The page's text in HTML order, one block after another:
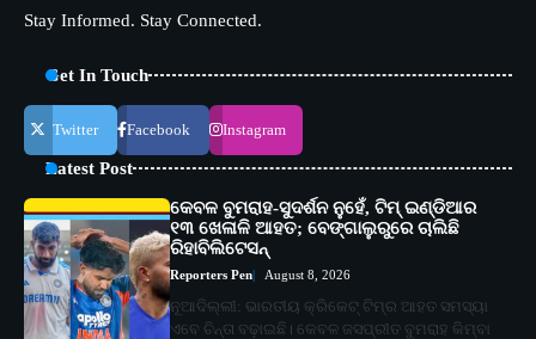
Stay Informed. Stay Connected.
Get In Touch
Twitter Facebook Instagram
Latest Post
କେବଳ ବୁମରାହ-ସୁଦର୍ଶନ ନୁହେଁ, ଟିମ୍ ଇଣ୍ଡିଆର
୧୩ ଖେଳାଳି ଆହତ; ବେଙ୍ଗାଲୁରୁରେ ଚାଲିଛି
ରିହାବିଲିଟେସନ୍‌
Reporters Pen August 8, 2026
ନୂଆଦିଲ୍ଲୀ: ଭାରତୀୟ କ୍ରିକେଟ୍‌ ଟିମ୍‌ର ଆହତ ସମସ୍ୟା
ଏବେ ଚିନ୍ତା ବଢ଼ାଇଛି। କେବଳ ଜସପ୍ରୀତ ବୁମରାହ କିମ୍ବା